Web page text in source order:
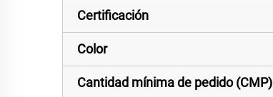
Certificación
Color
Cantidad mínima de pedido (CMP)